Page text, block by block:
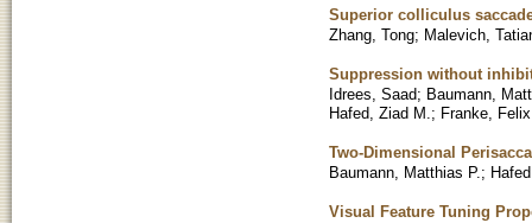
Superior colliculus
Zhang, Tong; Malevich,
Suppression without
Idrees, Saad; Baumann,
Hafed, Ziad M. ; Franke, Felix
Two-Dimensional
Baumann, Matthias P. ;
Visual Feature Tuning